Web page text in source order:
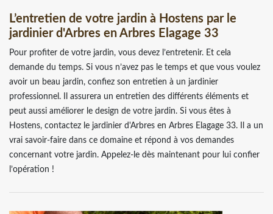
L’entretien de votre jardin à Hostens par le
jardinier d'Arbres en Arbres Elagage 33
Pour profiter de votre jardin, vous devez l’entretenir. Et cela
demande du temps. Si vous n’avez pas le temps et que vous voulez
avoir un beau jardin, confiez son entretien à un jardinier
professionnel. Il assurera un entretien des différents éléments et
peut aussi améliorer le design de votre jardin. Si vous êtes à
Hostens, contactez le jardinier d'Arbres en Arbres Elagage 33. Il a un
vrai savoir-faire dans ce domaine et répond à vos demandes
concernant votre jardin. Appelez-le dès maintenant pour lui confier
l’opération !